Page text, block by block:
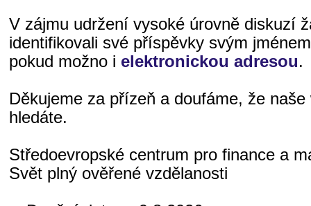
V zájmu udržení vysoké úrovně diskuzí
identifikovali své příspěvky svým
pokud možno i elektronickou adresou.
Děkujeme za přízeň a doufáme, že
hledáte.
Středoevropské centrum pro finance a
Svět plný ověřené vzdělanosti